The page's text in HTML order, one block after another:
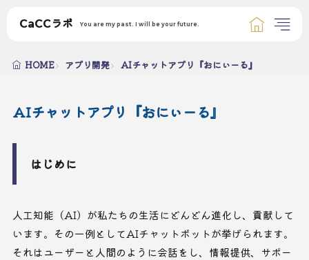
CaCCラボ You are my past. I will be your future.
HOME アプリ開発 AIチャットアプリ『おにぃーる』
AIチャットアプリ『おにぃーる』
はじめに
人工知能（AI）が私たちの生活にどんどん進化し、貢献して
います。その一例としてAIチャットボットが挙げられます。
それはユーザーと人間のように会話をし、情報提供、サポー